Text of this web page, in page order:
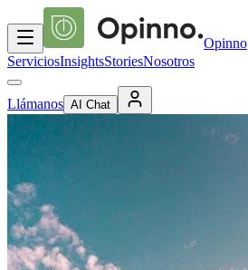
Opinno
ServiciosInsightsStoriesNosotros
Llámanos AI Chat